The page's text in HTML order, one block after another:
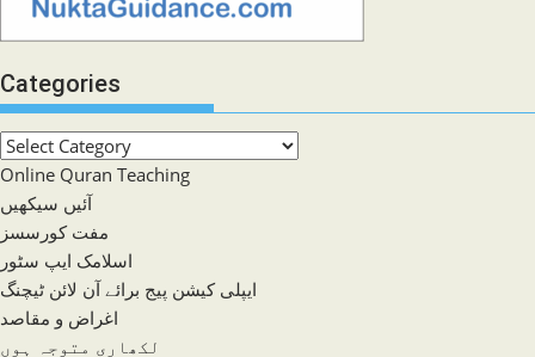
Categories
Categories
Online Quran Teaching
آئیں سیکھیں
مفت کورسسز
اسلامک ایپ سٹور
ایپلی کیشن پیج برائے آن لائن ٹیچنگ
اغراض و مقاصد
لکھاری متوجہ ہوں